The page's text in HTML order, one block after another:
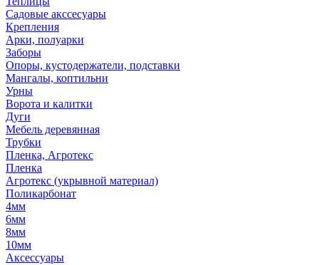
Садовые акссесуары
Крепления
Арки, полуарки
Заборы
Опоры, кустодержатели, подставки
Мангалы, коптильни
Урны
Ворота и калитки
Дуги
Мебель деревянная
Трубки
Пленка, Агротекс
Пленка
Агротекс (укрывной материал)
Поликарбонат
4мм
6мм
8мм
10мм
Аксессуары